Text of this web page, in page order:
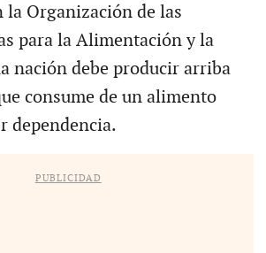
la Organización de las
para la Alimentación y la
nación debe producir arriba
consume de un alimento
dependencia.
PUBLICIDAD